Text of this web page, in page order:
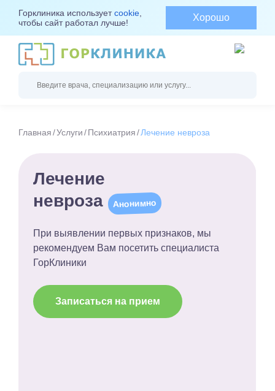
Горклиника используетcookie
чтобы сайт работал лучше!
Хорошо
Главная Услуги Психиатрия Лечение невроза
Лечение
невроза
Анонимно
При выявлении первых признаков, мы
рекомендуем Вам посетить специалиста
ГорКлиники
Записаться на прием